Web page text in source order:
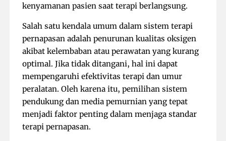
kenyamanan pasien saat terapi berlangsung.
Salah satu kendala umum dalam sistem terapi
pernapasan adalah penurunan kualitas oksigen
akibat kelembaban atau perawatan yang kurang
optimal. Jika tidak ditangani, hal ini dapat
mempengaruhi efektivitas terapi dan umur
peralatan. Oleh karena itu, pemilihan sistem
pendukung dan media pemurnian yang tepat
menjadi faktor penting dalam menjaga standar
terapi pernapasan.